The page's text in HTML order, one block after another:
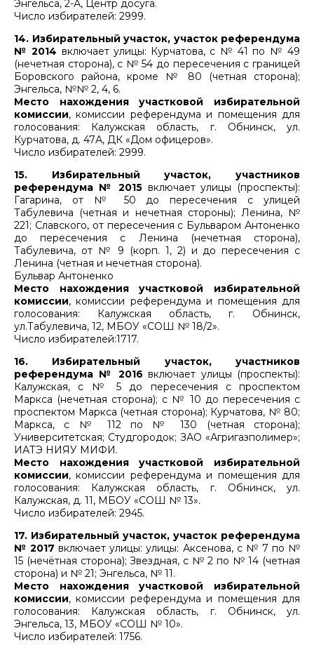
Энгельса, 2-А, Центр досуга.
Число избирателей: 2999.
14. Избирательный участок, участок референдума
№ 2014 включает улицы: Курчатова, с № 41 по № 49
(нечетная сторона), с № 54 до пересечения с границей
Боровского района, кроме № 80 (четная сторона);
Энгельса, №№ 2, 4, 6.
Место нахождения участковой избирательной
комиссии, комиссии референдума и помещения для
голосования: Калужская область, г. Обнинск, ул.
Курчатова, д. 47А, ДК «Дом офицеров».
Число избирателей: 2999.
15. Избирательный участок, участников
референдума № 2015 включает улицы (проспекты):
Гагарина, от № 50 до пересечения с улицей
Табулевича (четная и нечетная стороны); Ленина, №
221; Славского, от пересечения с Бульваром Антоненко
до пересечения с Ленина (нечетная сторона),
Табулевича, от № 9 (корп. 1, 2) и до пересечения с
Ленина (четная и нечетная сторона).
Бульвар Антоненко
Место нахождения участковой избирательной
комиссии, комиссии референдума и помещения для
голосования: Калужская область, г. Обнинск,
ул.Табулевича, 12, МБОУ «СОШ № 18/2».
Число избирателей:1717.
16. Избирательный участок, участников
референдума № 2016 включает улицы (проспекты):
Калужская, с № 5 до пересечения с проспектом
Маркса (нечетная сторона); с № 10 до пересечения с
проспектом Маркса (четная сторона); Курчатова, № 80;
Маркса, с № 112 по № 130 (четная сторона);
Университетская; Студгородок; ЗАО «Агригазполимер»;
ИАТЭ НИЯУ МИФИ.
Место нахождения участковой избирательной
комиссии, комиссии референдума и помещения для
голосования: Калужская область, г. Обнинск, ул.
Калужская, д. 11, МБОУ «СОШ № 13».
Число избирателей: 2945.
17. Избирательный участок, участок референдума
№ 2017 включает улицы: улицы: Аксенова, с № 7 по №
15 (нечётная сторона); Звездная, с № 2 по № 14 (четная
сторона) и № 21; Энгельса, № 11.
Место нахождения участковой избирательной
комиссии, комиссии референдума и помещения для
голосования: Калужская область, г. Обнинск, ул.
Энгельса, 13, МБОУ «СОШ № 10».
Число избирателей: 1756.